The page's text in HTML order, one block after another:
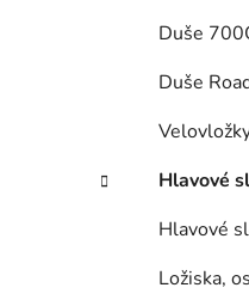
Duše
Duše
Hlavové
Hlavové
Ložiska,